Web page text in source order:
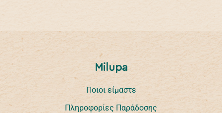
Milupa
Ποιοι είμαστε
Πληροφορίες Παράδοσης